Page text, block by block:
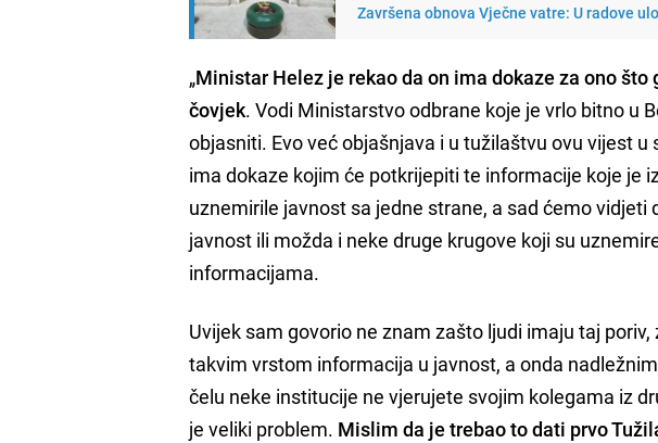
Završena obnova Vječne vatre: U radove
„Ministar Helez je rekao da on ima dokaze za ono
čovjek. Vodi Ministarstvo odbrane koje je vrlo bitno u
objasniti. Evo već objašnjava i u tužilaštvu ovu vijest
ima dokaze kojim će potkrijepiti te informacije koje je
uznemirile javnost sa jedne strane, a sad ćemo
javnost ili možda i neke druge krugove koji su
informacijama.
Uvijek sam govorio ne znam zašto ljudi imaju taj
takvim vrstom informacija u javnost, a onda
čelu neke institucije ne vjerujete svojim kolegama iz
je veliki problem. Mislim da je trebao to dati prvo